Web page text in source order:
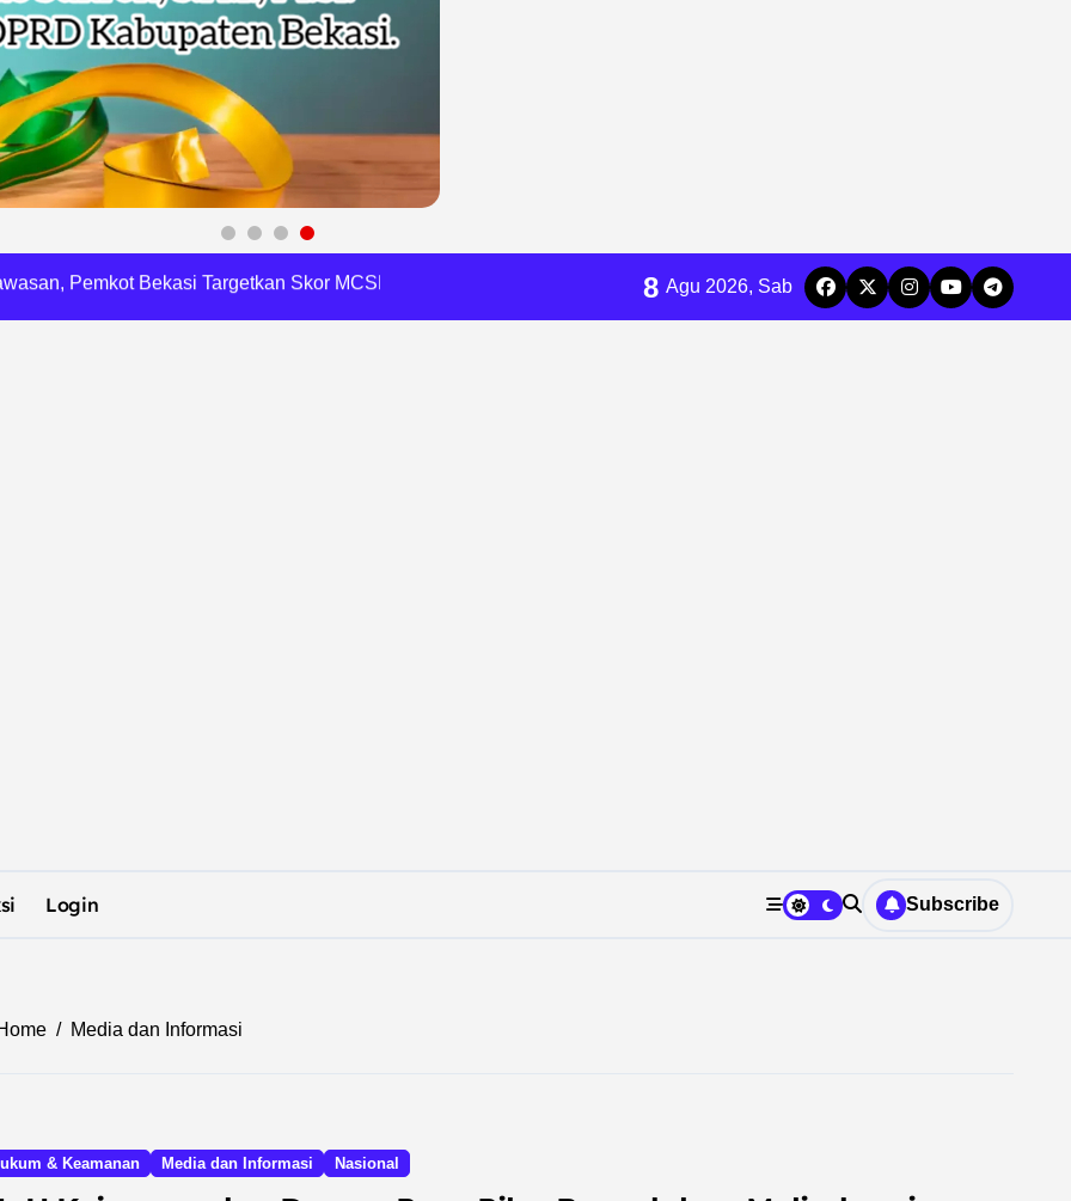
Tata Kelola Minyak ke Penuntut Umum
Undangan HUT RI dari Presiden Prabowo
Pilkades Jejalen Jaya, Serukan Pemilu Damai
Tirta Patriot Minta Maaf atas Penurunan Kualitas Air
Pemkot Bekasi Targetkan Skor MCSP KPK Naik
Harli Siregar Perkuat SDM Penegak Hukum 8 Agu 2026, Sab
Login Subscribe
Media dan Informasi
& Keamanan Media dan Informasi Nasional